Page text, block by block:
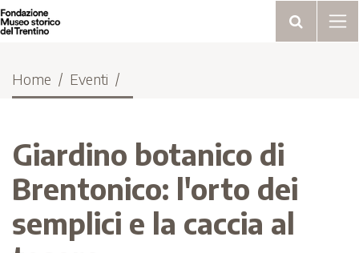
Home Eventi
Giardino botanico di
Brentonico: l'orto dei
semplici e la caccia al